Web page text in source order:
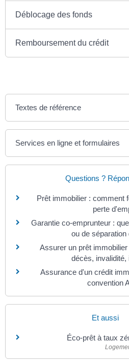
Déblocage des fonds
Remboursement du crédit
Textes de référence
Services en ligne et formulaires
Questions ?
Prêt immobilier : comment
perte
Garantie co-emprunteur :
ou de séparation
Assurer un prêt
décès, invalidité,
Assurance d'un crédit
convention
Et aussi
Éco-prêt à taux